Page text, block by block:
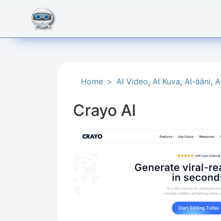
Home AI Video, AI Kuva, AI-ääni,
Crayo AI